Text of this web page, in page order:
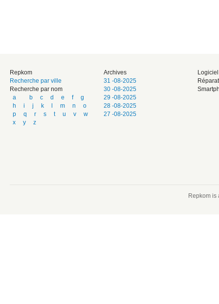
Repkom
Recherche par ville
Recherche par nom
a
b c d e f
g
h
i j k m n
o
p
q r s t u v
w
x
y z
Archives
31 -08-2025
30 -08-2025
29 -08-2025
28 -08-2025
27 -08-2025
Repkom is